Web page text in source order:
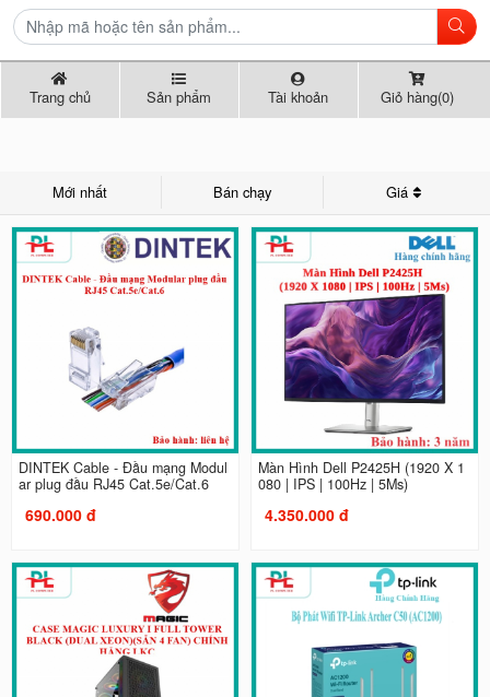
Trang chủ Sản phẩm Tài khoản Giỏ hàng(0)
Mới nhất Bán chạy Giá
DINTEK Cable - Đầu mạng Modul
ar plug đầu RJ45 Cat.5e/Cat.6
690.000 đ
Màn Hình Dell P2425H (1920 X 1
080 | IPS | 100Hz | 5Ms)
4.350.000 đ